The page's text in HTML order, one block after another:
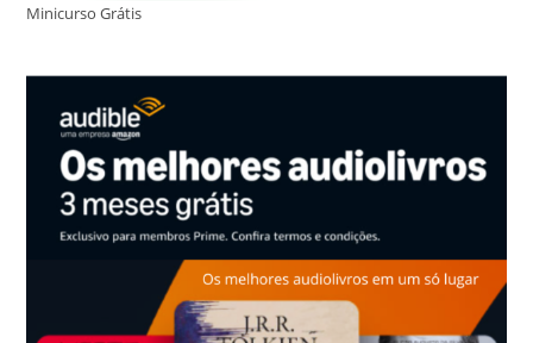
Minicurso Grátis